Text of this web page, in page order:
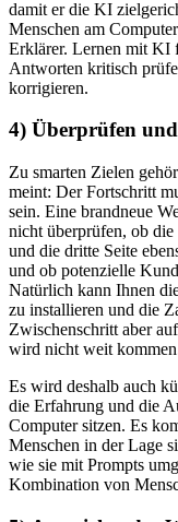
damit er die KI
Menschen am
Erklärer. Lernen mit KI
Antworten kritisch
korrigieren.
4) Überprüfen
Zu smarten Zielen
meint: Der Fortschritt
sein. Eine brandneue
nicht überprüfen, ob
und die dritte Seite
und ob potenzielle
Natürlich kann Ihnen
zu installieren und die
Zwischenschritt aber
wird nicht weit
Es wird deshalb auch
die Erfahrung und die
Computer sitzen. Es
Menschen in der Lage
wie sie mit Prompts
Kombination von